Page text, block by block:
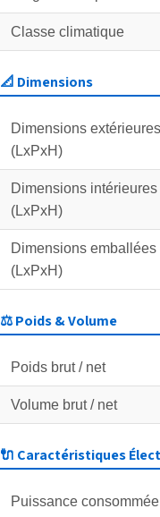
Classe climatique
📐 Dimensions
Dimensions extérieures
(LxPxH)
Dimensions intérieures
(LxPxH)
Dimensions emballées
(LxPxH)
⚖️ Poids & Volume
Poids brut / net
Volume brut / net
🔌 Caractéristiques
Puissance consommée